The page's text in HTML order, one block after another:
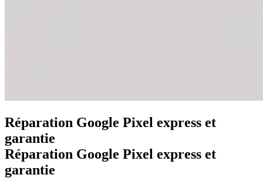
Réparation Google Pixel express et
garantie
Réparation Google Pixel express et
garantie